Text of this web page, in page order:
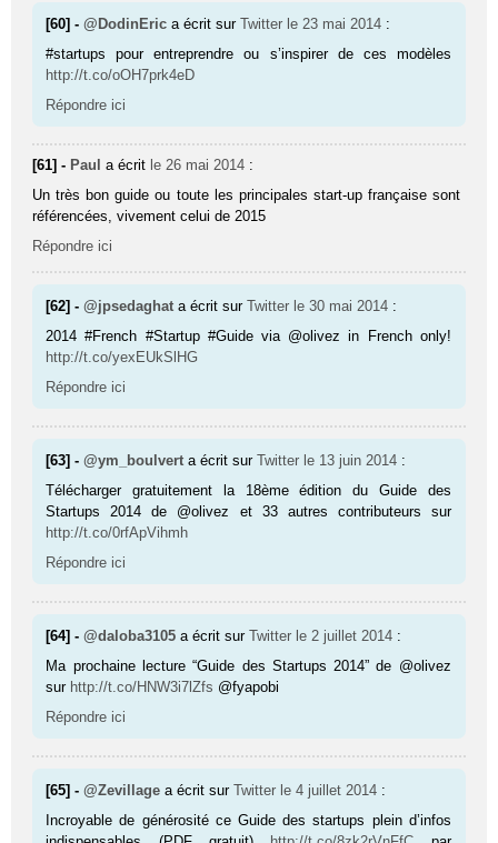
[60] -@DodinEric a écrit surTwitter le 23 mai 2014 :
#startups pour entreprendre ou s’inspirer de ces modèles
http://t.co/oOH7prk4eD
Répondre ici
[61] - Paul a écrit le 26 mai 2014 :
Un très bon guide ou toute les principales start-up française sont
référencées, vivement celui de 2015
Répondre ici
[62] -@jpsedaghat a écrit surTwitter le 30 mai 2014 :
2014 #French #Startup #Guide via @olivez in French only!
http://t.co/yexEUkSlHG
Répondre ici
[63] -@ym_boulvert a écrit surTwitter le 13 juin 2014 :
Télécharger gratuitement la 18ème édition du Guide des
Startups 2014 de @olivez et 33 autres contributeurs sur
http://t.co/0rfApVihmh
Répondre ici
[64] -@daloba3105 a écrit surTwitter le 2 juillet 2014 :
Ma prochaine lecture “Guide des Startups 2014” de @olivez
sur http://t.co/HNW3i7lZfs @fyapobi
Répondre ici
[65] -@Zevillage a écrit surTwitter le 4 juillet 2014 :
Incroyable de générosité ce Guide des startups plein d’infos